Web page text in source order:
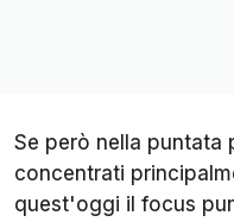
Se però nella puntata
concentrati
quest'oggi il focus